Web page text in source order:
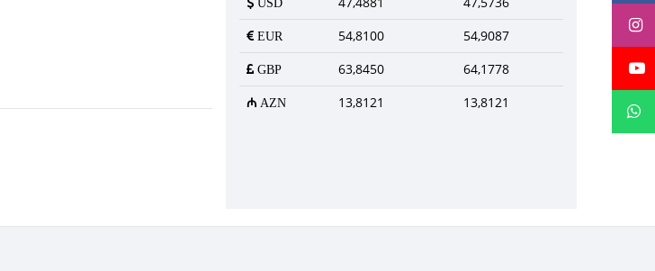
USD
EUR 54,8100 54,9087
GBP 63,8450 64,1778
AZN 13,8121 13,8121